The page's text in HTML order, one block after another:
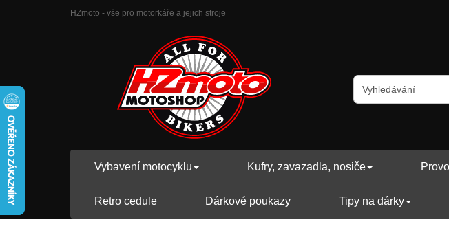
HZmoto - vše pro motorkáře a jejich stroje
Vybavení motocyklu Kufry, zavazadla, nosiče
Retro cedule Dárkové poukazy Tipy na dárky